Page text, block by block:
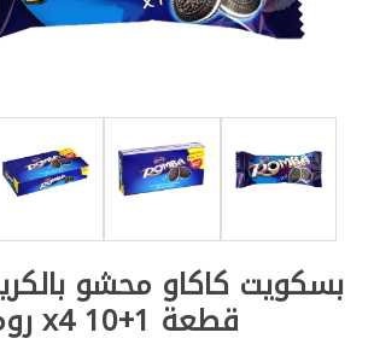
بسكويت كاكاو محشو
رومبا x4 10+1 قطعة